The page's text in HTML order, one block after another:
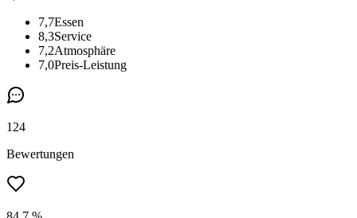
7,7Essen
8,3Service
7,2Atmosphäre
7,0Preis-Leistung
124
Bewertungen